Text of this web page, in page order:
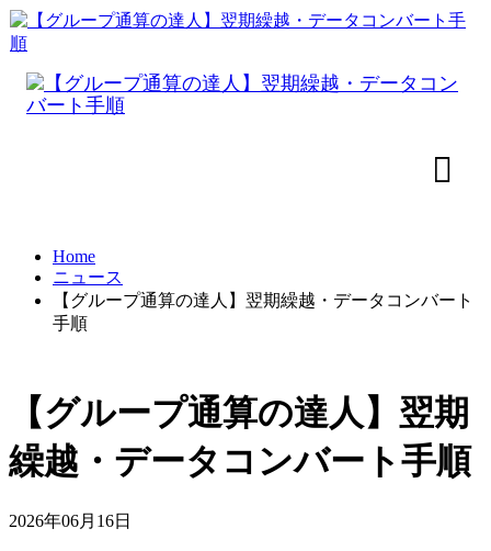
Home
ニュース
【グループ通算の達人】翌期繰越・データコンバート
手順
【グループ通算の達人】翌期
繰越・データコンバート手順
2026年06月16日